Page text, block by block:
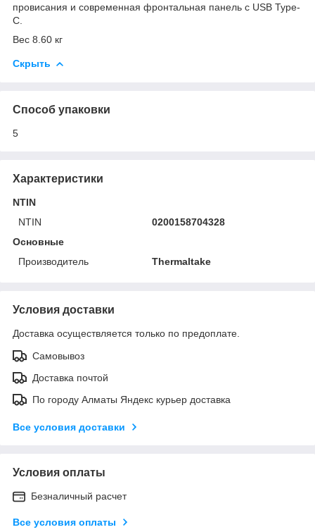
провисания и современная фронтальная панель с USB Type-
C.
Вес 8.60 кг
Скрыть
Способ упаковки
5
Характеристики
NTIN
NTIN
0200158704328
Основные
Производитель
Thermaltake
Условия доставки
Доставка осуществляется только по предоплате.
Самовывоз
Доставка почтой
По городу Алматы Яндекс курьер доставка
Все условия доставки
Условия оплаты
Безналичный расчет
Все условия оплаты